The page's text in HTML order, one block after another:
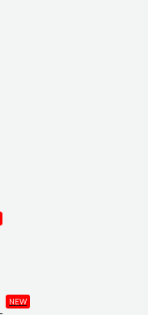
NEW